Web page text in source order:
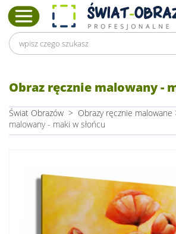
Obraz ręcznie malowany -
Świat Obrazów > Obrazy ręcznie malowane
malowany - maki w słońcu